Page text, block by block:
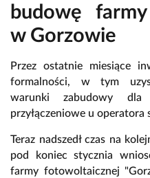
budowę
w Gorzowie
Przez ostatnie miesiące
formalności, w tym
warunki zabudowy
przyłączeniowe u operatora
Teraz nadszedł czas na
pod koniec stycznia
farmy fotowoltaicznej